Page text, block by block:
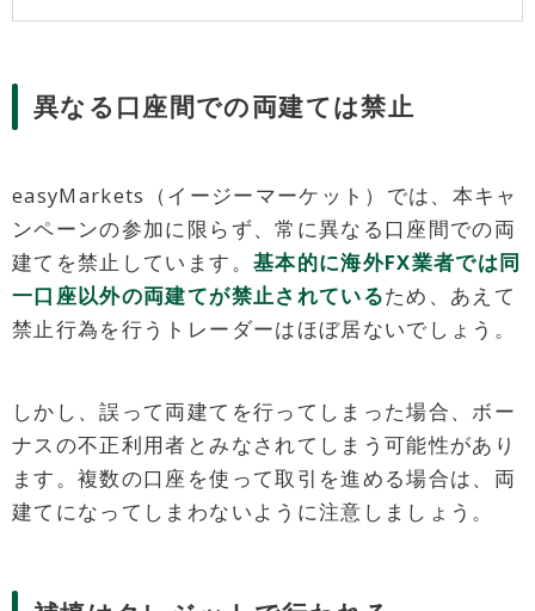
異なる口座間での両建ては禁止
easyMarkets（イージーマーケット）では、本キャ
ンペーンの参加に限らず、常に異なる口座間での両
建てを禁止しています。 基本的に海外FX業者では同
一口座以外の両建てが禁止されているため、あえて
禁止行為を行うトレーダーはほぼ居ないでしょう。
しかし、誤って両建てを行ってしまった場合、ボー
ナスの不正利用者とみなされてしまう可能性があり
ます。複数の口座を使って取引を進める場合は、両
建てになってしまわないように注意しましょう。